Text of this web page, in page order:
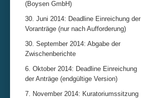
(Boysen GmbH)
30. Juni 2014: Deadline Einreichung der
Voranträge (nur nach Aufforderung)
30. September 2014: Abgabe der
Zwischenberichte
6. Oktober 2014: Deadline Einreichung
der Anträge (endgültige Version)
7. November 2014: Kuratoriumssitzung